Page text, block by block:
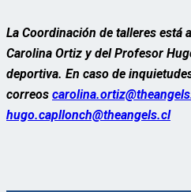
La Coordinación de talleres está
Carolina Ortiz y del Profesor
deportiva. En caso de
correos
hugo.capllonch@theangels.cl